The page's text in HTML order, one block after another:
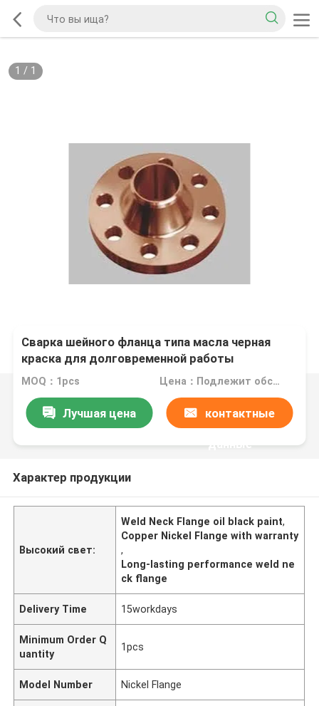
1 / 1
Сварка шейного фланца типа масла черная
краска для долговременной работы
MOQ：1pcs Цена：Подлежит обсуждению
Лучшая цена контактные
данные
Характер продукции
Высокий свет:
Weld Neck Flange oil black paint,
Copper Nickel Flange with warranty
,
Long-lasting performance weld ne
ck flange
Delivery Time 15workdays
Minimum Order Q
uantity
1pcs
Model Number Nickel Flange